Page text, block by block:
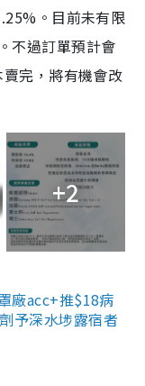
。目前未有限
不過訂單預計會
完，將有機會改
+2
廠acc+推$18病
予深水埗露宿者